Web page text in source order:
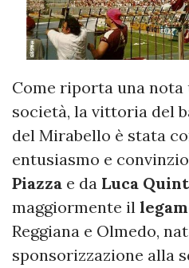
Come riporta una
società, la vittoria del
del Mirabello è stata
entusiasmo e
Piazza e da Luca
maggiormente il
Reggiana e Olmedo,
sponsorizzazione alla